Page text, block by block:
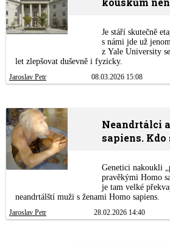
Je stáří skutečně
s námi jde už
z Yale University
let zlepšovat duševně i fyzicky.
Jaroslav Petr 08.03.2026 15:08
Neandrtálci
sapiens. Kdo
Genetici nakoukli
pravěkými Homo
je tam velké
neandrtálští muži s ženami Homo sapiens.
Jaroslav Petr 28.02.2026 14:40